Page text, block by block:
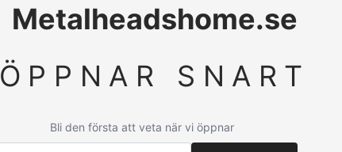
Metalheadshome.se
ÖPPNAR SNART
Bli den första att veta när vi öppnar